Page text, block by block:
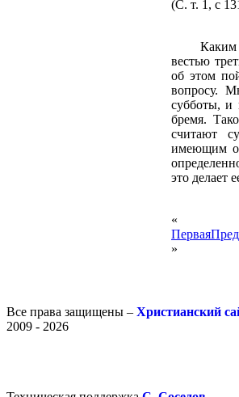
(С. т. 1, с
Каким
вестью
об этом
вопросу.
субботы, и
бремя.
считают
имеющим
это делает
«
Первая
»
Все права защищены – Христианский
2009 - 2026